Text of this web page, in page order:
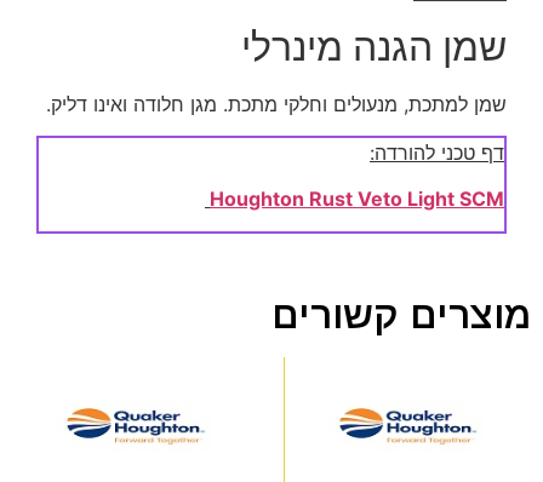
שמן הגנה מינרלי
שמן למתכת, מנעולים וחלקי מתכת. מגן חלודה ואינו דליק.
דף טכני להורדה:
Houghton Rust Veto Light SCM
מוצרים קשורים